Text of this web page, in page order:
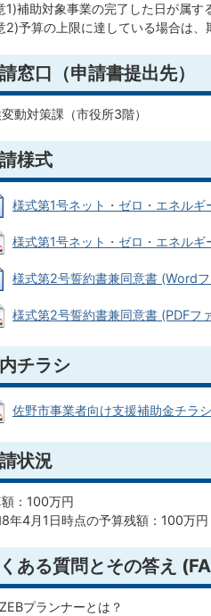
1)補助対象事業の完了した日が属す
2)予算の上限に達している場合は、
窓口（申請書提出先）
動対策課（市役所3階）
様式
様式第1号ネット・ゼロ・エネル
様式第1号ネット・ゼロ・エネル
様式第2号誓約書兼同意書 (Word
様式第2号誓約書兼同意書 (PDFフ
チラシ
佐野市事業者向け支援補助金チラ
状況
：100万円
年4月1日時点の予算残額：100万円
ある質問とその答え
プランナーとは？